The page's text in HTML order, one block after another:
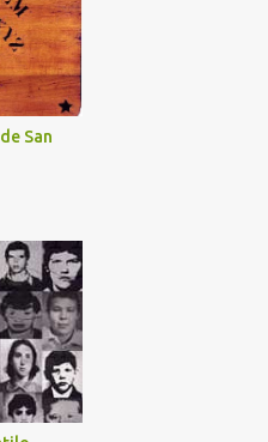
2
1
3
2
6
1
1
2
San